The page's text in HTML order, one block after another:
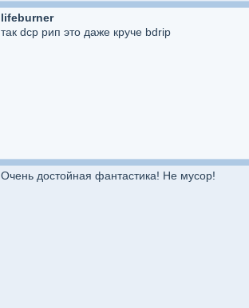
lifeburner
так dcp рип это даже круче bdrip
Очень достойная фантастика! Не мусор!